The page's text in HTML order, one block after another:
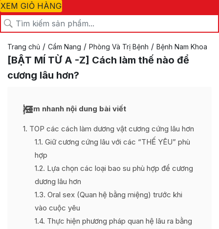
XEM GIỎ HÀNG
Trang chủ / Cẩm Nang / Phòng Và Trị Bệnh / Bệnh Nam Khoa
[BẬT MÍ TỪ A -Z] Cách làm thế nào để
cương lâu hơn?
Xem nhanh nội dung bài viết
1 TOP các cách làm dương vật cương cứng lâu hơn
1.1 Giữ cương cứng lâu với các “THẾ YÊU” phù
hợp
1.2 Lựa chọn các loại bao su phù hợp để cương
dương lâu hơn
1.3 Oral sex (Quan hệ bằng miệng) trước khi
vào cuộc yêu
1.4 Thực hiện phương pháp quan hệ lâu ra bằng